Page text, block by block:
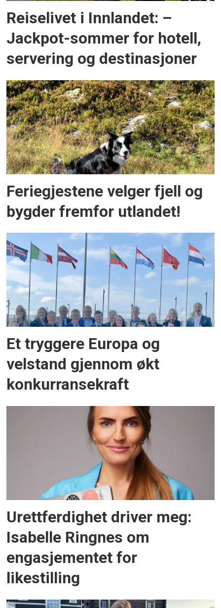
Reiselivet i Innlandet: –
Jackpot-sommer for hotell,
servering og destinasjoner
Feriegjestene velger fjell og
bygder fremfor utlandet!
Et tryggere Europa og
velstand gjennom økt
konkurransekraft
Urettferdighet driver meg:
Isabelle Ringnes om
engasjementet for
likestilling